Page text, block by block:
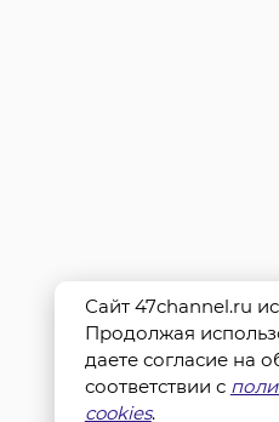
Сайт 47channel.ru
Продолжая
даете согласие на
соответствии с
cookies.